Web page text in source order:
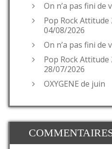
On n’a pas fini
Pop Rock Attitude
04/08/2026
On n’a pas fini
Pop Rock Attitude
28/07/2026
OXYGENE de juin